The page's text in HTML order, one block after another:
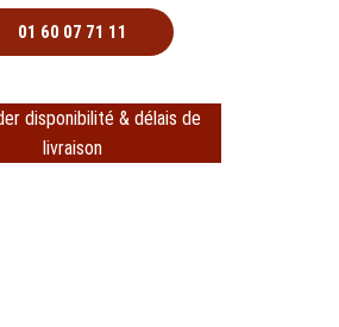
01 60 07 71 11
disponibilité & délais de
livraison